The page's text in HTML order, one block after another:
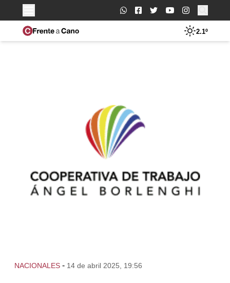
Buscar:
2.1º
NACIONALES - 14 de abril 2025, 19:56